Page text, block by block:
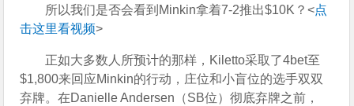
所以我们是否会看到Minkin拿着7-2推出$10K？<点
击这里看视频>
正如大多数人所预计的那样，Kiletto采取了4bet至
$1,800来回应Minkin的行动，庄位和小盲位的选手双双
弃牌。在Danielle Andersen（SB位）彻底弃牌之前，